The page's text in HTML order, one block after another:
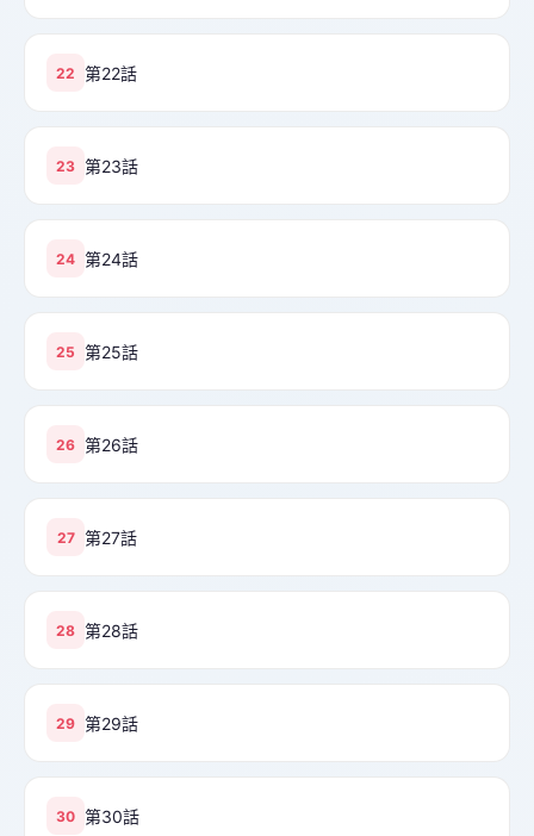
22 第22話
23 第23話
24 第24話
25 第25話
26 第26話
27 第27話
28 第28話
29 第29話
30 第30話